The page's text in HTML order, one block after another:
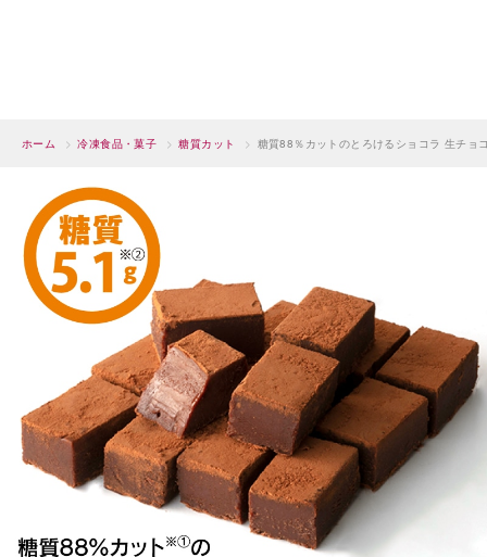
ホーム > 冷凍食品・菓子 > 糖質カット > 糖質88％カットのとろけるショコラ 生チョ